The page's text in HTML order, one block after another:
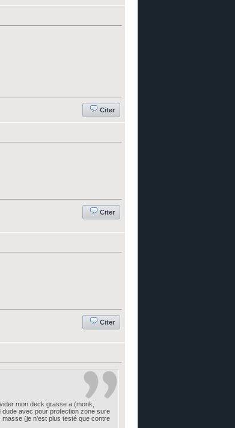
Citer
Citer
Citer
mon deck grasse a (monk,
avec pour protection zone sure
(je n'est plus testé que contre